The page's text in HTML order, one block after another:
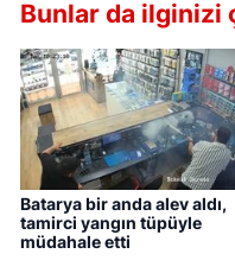
Bunlar da ilginizi
Batarya bir anda alev aldı,
tamirci yangın tüpüyle
müdahale etti